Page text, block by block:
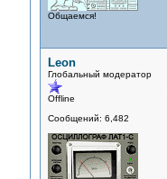
Общаемся!
Leon
Глобальный модератор
Offline
Сообщений: 6,482